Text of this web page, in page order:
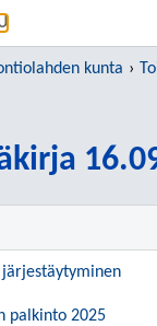
kunta
järjestäytyminen
palkinto 2025